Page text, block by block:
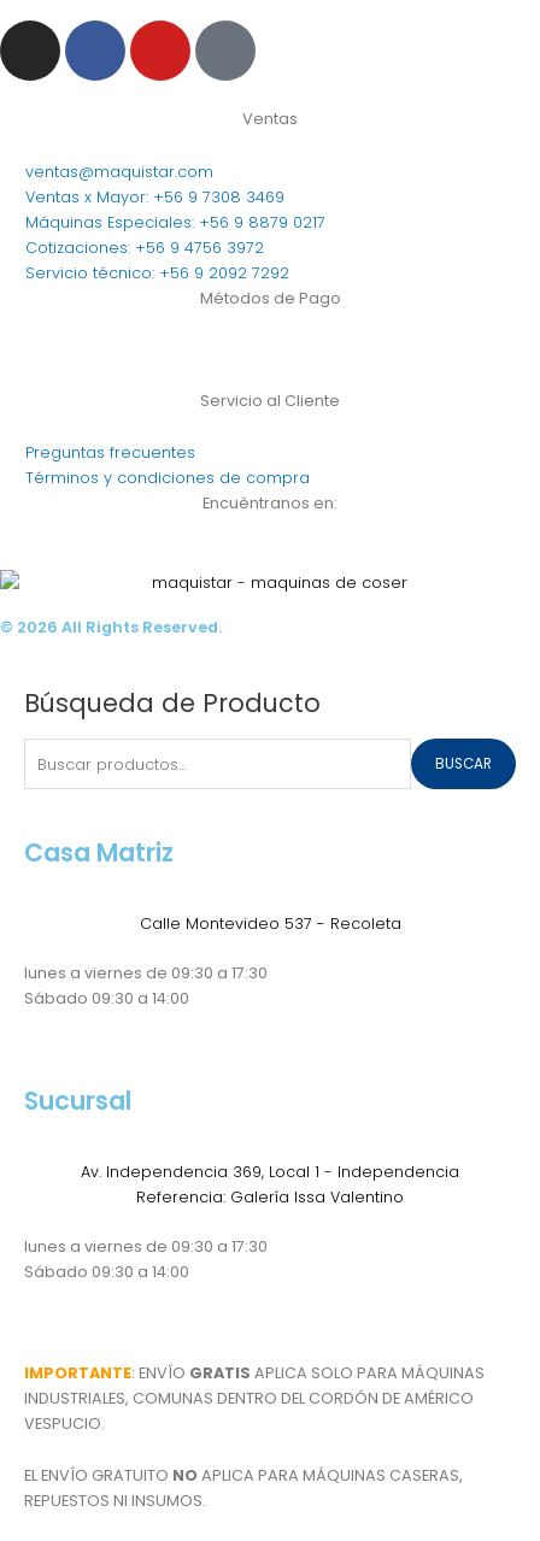
I
n
s
g
r
a
m
F
a
c
o
o
k
Y
o
u
b
e
T
k
k
Ventas
ventas@maquistar.com
Ventas x Mayor: +56 9 7308 3469
Máquinas Especiales: +56 9 8879 0217
Cotizaciones: +56 9 4756 3972
Servicio técnico: +56 9 2092 7292
Métodos de Pago
Servicio al Cliente
Preguntas frecuentes
Términos y condiciones de compra
Encuéntranos en:
© 2026 All Rights Reserved.
Búsqueda de Producto
Buscar
BUSCAR
Casa Matriz
Calle Montevideo 537 - Recoleta
lunes a viernes de 09:30 a 17:30
Sábado 09:30 a 14:00
Sucursal
Av. Independencia 369, Local 1 - Independencia
Referencia: Galería Issa Valentino
lunes a viernes de 09:30 a 17:30
Sábado 09:30 a 14:00
IMPORTANTE: ENVÍO GRATIS APLICA SOLO PARA MÁQUINAS
INDUSTRIALES, COMUNAS DENTRO DEL CORDÓN DE AMÉRICO
VESPUCIO.
EL ENVÍO GRATUITO NOAPLICA PARA MÁQUINAS CASERAS,
REPUESTOS NI INSUMOS.